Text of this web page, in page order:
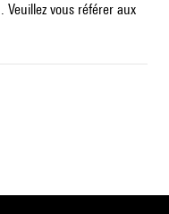
Veuillez vous référer aux